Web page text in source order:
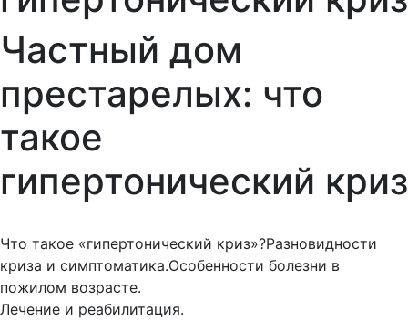
Частный дом
престарелых: что
такое
гипертонический криз
Что такое «гипертонический криз»?Разновидности
криза и симптоматика.Особенности болезни в
пожилом возрасте.
Лечение и реабилитация.